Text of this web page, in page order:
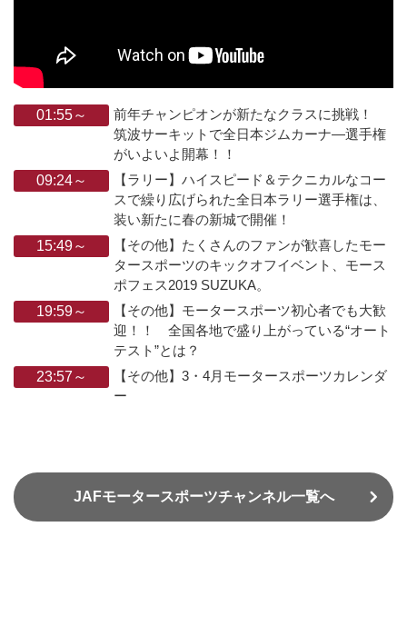
01:55～
前年チャンピオンが新たなクラスに挑戦！
筑波サーキットで全日本ジムカーナ―選手権
がいよいよ開幕！！
09:24～
【ラリー】ハイスピード＆テクニカルなコー
スで繰り広げられた全日本ラリー選手権は、
装い新たに春の新城で開催！
15:49～
【その他】たくさんのファンが歓喜したモー
タースポーツのキックオフイベント、モース
ポフェス2019 SUZUKA。
19:59～
【その他】モータースポーツ初心者でも大歓
迎！！ 全国各地で盛り上がっている“オート
テスト”とは？
23:57～
【その他】3・4月モータースポーツカレンダ
ー
JAFモータースポーツチャンネル一覧へ